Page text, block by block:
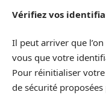
Vérifiez vos
Il peut arriver que
vous que votre
Pour réinitialiser
de sécurité proposées